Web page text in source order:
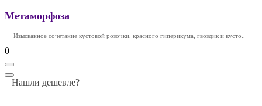
Метаморфоза
Изысканное сочетание кустовой розочки, красного гиперикума, гвоздик и кусто..
0
Нашли дешевле?